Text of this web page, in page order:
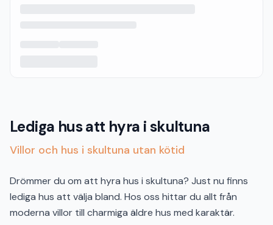
Lediga hus att hyra i skultuna
Villor och hus i skultuna utan kötid
Drömmer du om att hyra hus i skultuna? Just nu finns
lediga hus att välja bland. Hos oss hittar du allt från
moderna villor till charmiga äldre hus med karaktär.